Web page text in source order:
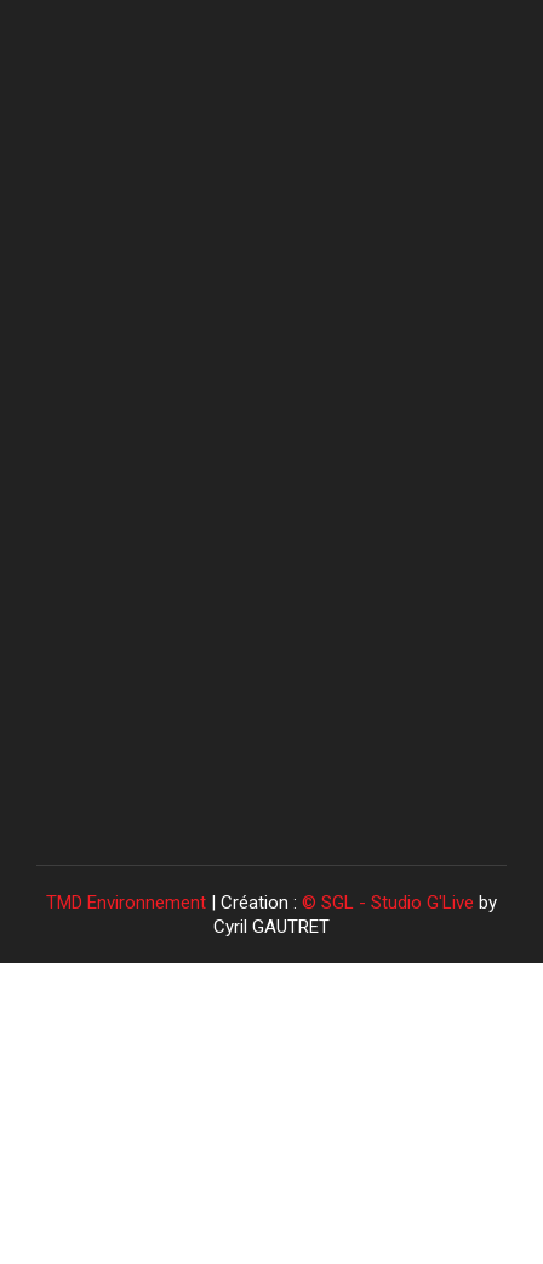
TMD Environnement | Création : © SGL - Studio G'Live by
Cyril GAUTRET